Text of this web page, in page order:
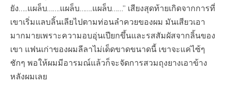
ยัง…..แผล็บ…….แผล็บ…….แผล็บ……” เสียงสุดท้ายเกิดจากการที่
เขาเริ่มแลบลิ้นเลียไปตามท่อนลำควยของผม มันเสียวเอา
มากมายเพราะความอบอุ่นเปียกขึ้นและรสสัมผัสจากลิ้นของ
เขา แฟนเก่าของผมลีลาไม่เด็ดขาดขนาดนี้ เขาจะแค่ไซ้ๆ
ชักๆ พอให้ผมมีอารมณ์แล้วก็จะจัดการสวมถุงยางเอาข้าง
หลังผมเลย